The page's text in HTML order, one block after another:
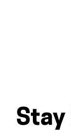
Stay